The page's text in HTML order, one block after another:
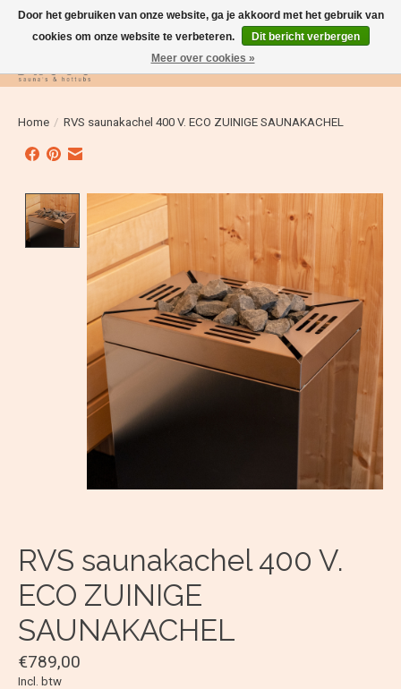
Verlanglijst
Home / RVS saunakachel 400 V. ECO ZUINIGE SAUNAKACHEL
Product image slideshow Items
RVS saunakachel 400 V.
ECO ZUINIGE
SAUNAKACHEL
€789,00
Incl. btw
Door het gebruiken van onze website, ga je akkoord met het gebruik van
cookies om onze website te verbeteren.
Dit bericht verbergen
Meer over cookies »